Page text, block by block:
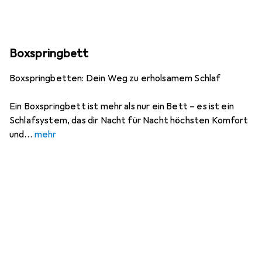
Boxspringbett
Boxspringbetten: Dein Weg zu erholsamem Schlaf
Ein Boxspringbett ist mehr als nur ein Bett – es ist ein
Schlafsystem, das dir Nacht für Nacht höchsten Komfort
und
mehr